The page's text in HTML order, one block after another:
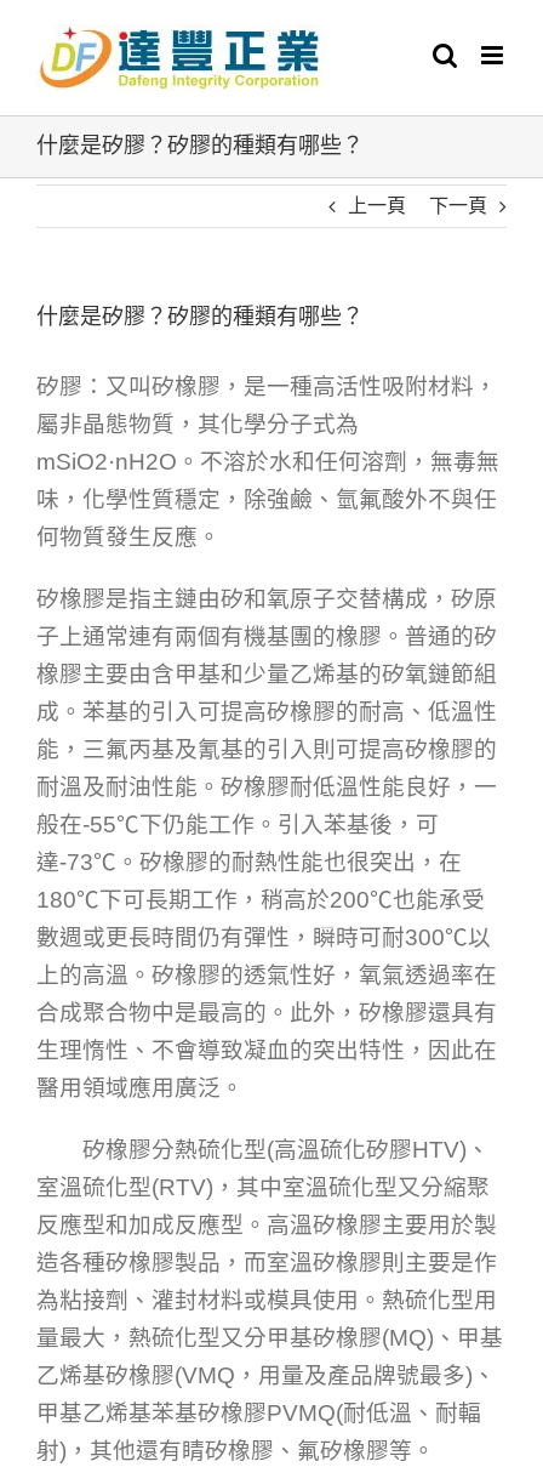
content
什麼是矽膠？矽膠的種類有哪些？
上一頁 下一頁
什麼是矽膠？矽膠的種類有哪些？
矽膠：又叫矽橡膠，是一種高活性吸附材料，
屬非晶態物質，其化學分子式為
mSiO2·nH2O。不溶於水和任何溶劑，無毒無
味，化學性質穩定，除強鹼、氫氟酸外不與任
何物質發生反應。
矽橡膠是指主鏈由矽和氧原子交替構成，矽原
子上通常連有兩個有機基團的橡膠。普通的矽
橡膠主要由含甲基和少量乙烯基的矽氧鏈節組
成。苯基的引入可提高矽橡膠的耐高、低溫性
能，三氟丙基及氰基的引入則可提高矽橡膠的
耐溫及耐油性能。矽橡膠耐低溫性能良好，一
般在-55℃下仍能工作。引入苯基後，可
達-73℃。矽橡膠的耐熱性能也很突出，在
180℃下可長期工作，稍高於200℃也能承受
數週或更長時間仍有彈性，瞬時可耐300℃以
上的高溫。矽橡膠的透氣性好，氧氣透過率在
合成聚合物中是最高的。此外，矽橡膠還具有
生理惰性、不會導致凝血的突出特性，因此在
醫用領域應用廣泛。
矽橡膠分熱硫化型(高溫硫化矽膠HTV)、
室溫硫化型(RTV)，其中室溫硫化型又分縮聚
反應型和加成反應型。高溫矽橡膠主要用於製
造各種矽橡膠製品，而室溫矽橡膠則主要是作
為粘接劑、灌封材料或模具使用。熱硫化型用
量最大，熱硫化型又分甲基矽橡膠(MQ)、甲基
乙烯基矽橡膠(VMQ，用量及產品牌號最多)、
甲基乙烯基苯基矽橡膠PVMQ(耐低溫、耐輻
射)，其他還有睛矽橡膠、氟矽橡膠等。